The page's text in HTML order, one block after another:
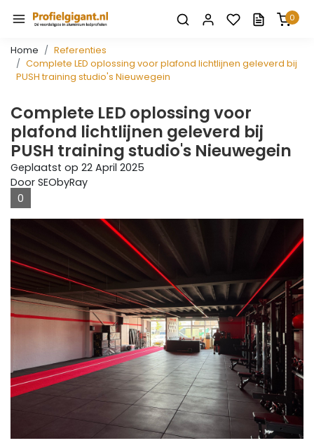
0
Home
Referenties
Complete LED oplossing voor plafond lichtlijnen geleverd bij
PUSH training studio's Nieuwegein
Complete LED oplossing voor
plafond lichtlijnen geleverd bij
PUSH training studio's Nieuwegein
Geplaatst op 22 April 2025
Door SEObyRay
0